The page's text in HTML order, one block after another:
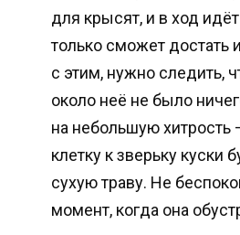
для крысят, и в ход
только сможет достать
с этим, нужно следить,
около неё не было
на небольшую хитрость
клетку к зверьку куски
сухую траву. Не
момент, когда она